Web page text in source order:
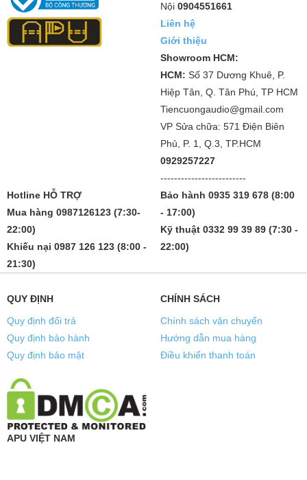
Nội 0904551661
Liên hệ
Giới thiệu
Showroom HCM:
HCM: Số 37 Dương Khuê, P.
Hiệp Tân, Q. Tân Phú, TP HCM
Tiencuongaudio@gmail.com
VP Sửa chữa: 571 Điện Biên
Phủ, P. 1, Q.3, TP.HCM
0929257227
-------------------------
Hotline HỖ TRỢ
Mua hàng 0987126123 (7:30-
22:00)
Khiếu nại 0987 126 123 (8:00 -
21:30)
Bảo hành 0935 319 678 (8:00
- 17:00)
Kỹ thuật 0332 99 39 89 (7:30 -
22:00)
QUY ĐỊNH
Quy định đổi trả
Quy định bảo hành
Quy định bảo mật
CHÍNH SÁCH
Chính sách vận chuyển
Hướng dẫn mua hàng
Điều khiển thanh toán
APU VIỆT NAM